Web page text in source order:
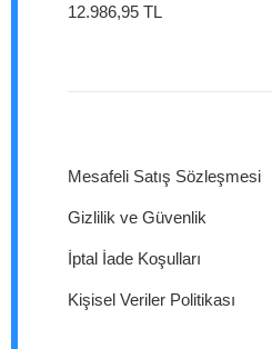
12.986,95 TL
Mesafeli Satış Sözleşmesi
Gizlilik ve Güvenlik
İptal İade Koşulları
Kişisel Veriler Politikası